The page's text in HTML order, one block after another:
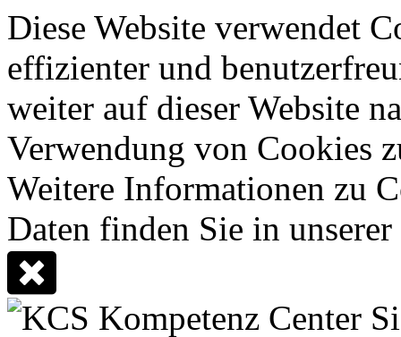
Diese Website verwendet
effizienter und
weiter auf dieser Website
Verwendung von Cookies
Weitere Informationen zu
Daten finden Sie in unserer